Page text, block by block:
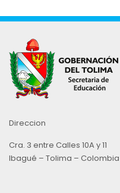
Direccion
Cra. 3 entre Calles 10A y 11
Ibagué – Tolima – Colombia